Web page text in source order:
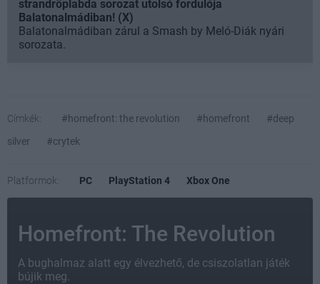
strandröplabda sorozat utolsó fordulója
Balatonalmádiban! (X)
Balatonalmádiban zárul a Smash by Meló-Diák nyári
sorozata.
Címkék: #homefront: the revolution #homefront
#deep
silver
#crytek
Platformok: PC PlayStation 4 Xbox One
Homefront: The Revolution
A bughalmaz alatt egy élvezhető, de csiszolatlan játék
bújik meg.